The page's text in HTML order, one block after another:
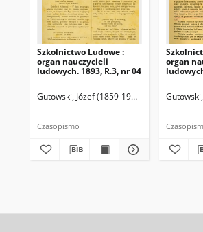
Szkolnictwo Ludowe :
organ nauczycieli
ludowych. 1893, R.3, nr 04
Gutowski, Józef (1859-1916). Redaktor
Czasopismo
organ